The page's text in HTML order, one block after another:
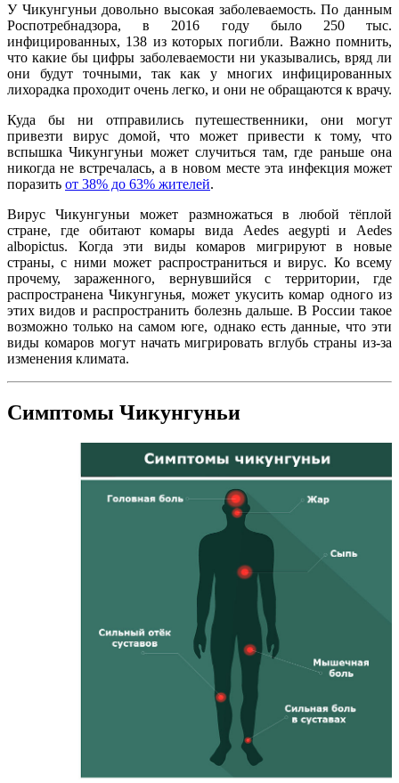
У Чикунгуньи довольно высокая заболеваемость. По данным
Роспотребнадзора, в 2016 году было 250 тыс.
инфицированных, 138 из которых погибли. Важно помнить,
что какие бы цифры заболеваемости ни указывались, вряд ли
они будут точными, так как у многих инфицированных
лихорадка проходит очень легко, и они не обращаются к врачу.
Куда бы ни отправились путешественники, они могут
привезти вирус домой, что может привести к тому, что
вспышка Чикунгуньи может случиться там, где раньше она
никогда не встречалась, а в новом месте эта инфекция может
поразить от 38% до 63% жителей.
Вирус Чикунгуньи может размножаться в любой тёплой
стране, где обитают комары вида Aedes aegypti и Aedes
albopictus. Когда эти виды комаров мигрируют в новые
страны, с ними может распространиться и вирус. Ко всему
прочему, зараженного, вернувшийся с территории, где
распространена Чикунгунья, может укусить комар одного из
этих видов и распространить болезнь дальше. В России такое
возможно только на самом юге, однако есть данные, что эти
виды комаров могут начать мигрировать вглубь страны из-за
изменения климата.
Симптомы Чикунгуньи